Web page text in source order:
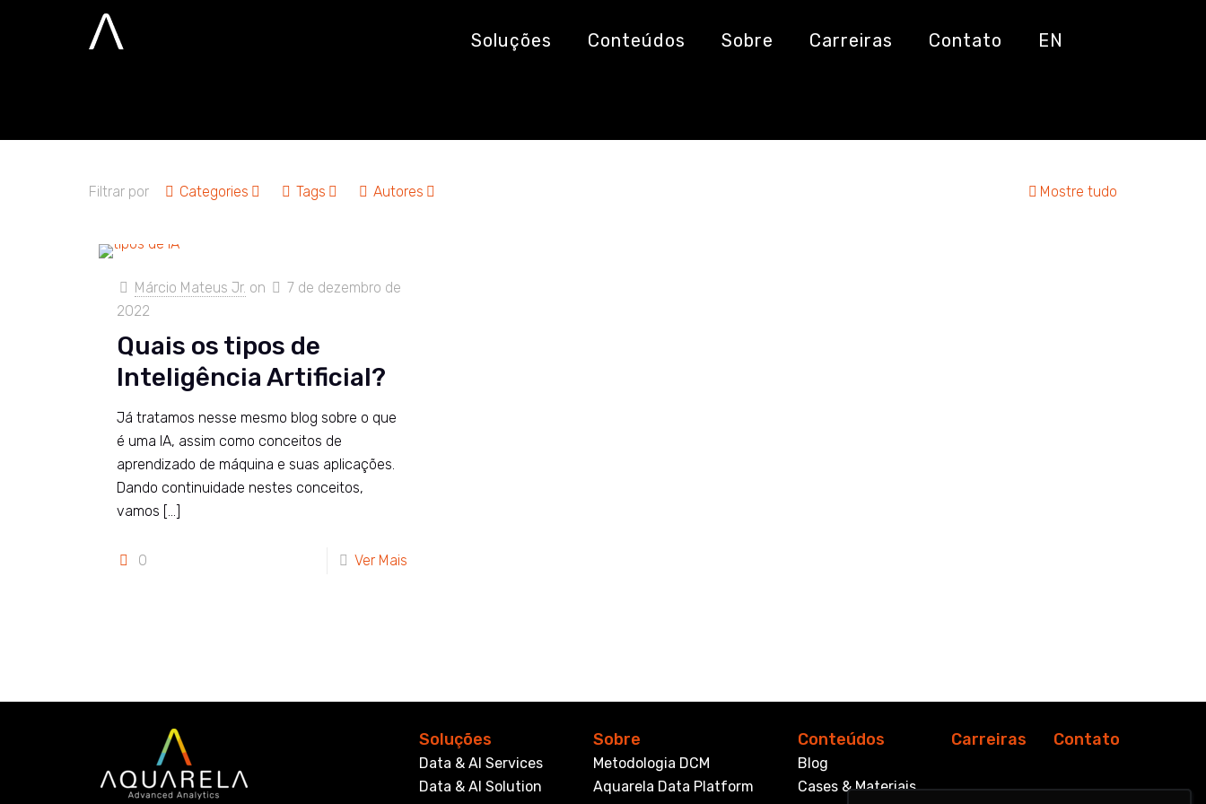
Soluções Conteúdos Sobre Carreiras Contato EN
ia autoconsciente
Filtrar por Categories Tags Autores Mostre tudo
Márcio Mateus Jr. on
7 de dezembro de
2022
Quais os tipos de
Inteligência Artificial?
Já tratamos nesse mesmo blog sobre o que
é uma IA, assim como conceitos de
aprendizado de máquina e suas aplicações.
Dando continuidade nestes conceitos,
vamos […]
0 Ver Mais
Soluções
Data & AI Services
Data & AI Solution
Sobre
Metodologia DCM
Aquarela Data Platform
Conteúdos
Blog
Cases & Materiais
Carreiras Contato